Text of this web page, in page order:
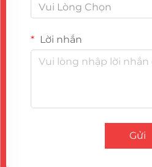
Vui Lòng Chọn
Lời nhắn
Gửi